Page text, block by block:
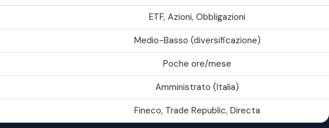
ETF, Azioni, Obbligazioni
Medio-Basso (diversificazione)
Poche ore/mese
Amministrato (Italia)
Fineco, Trade Republic, Directa